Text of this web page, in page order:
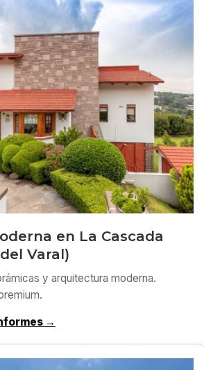
en La Cascada
Varal)
y arquitectura moderna.
→